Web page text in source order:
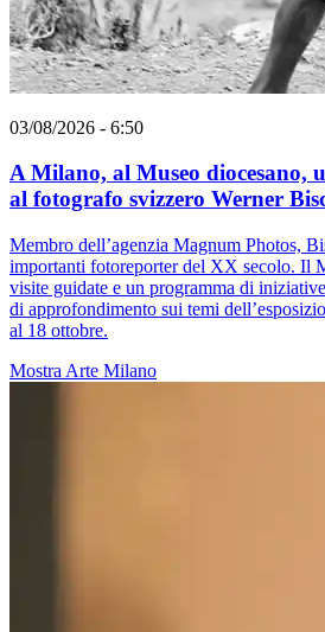
03/08/2026 - 6:50
A Milano, al Museo diocesano,
al fotografo svizzero Werner
Membro dell’agenzia Magnum Photos,
importanti fotoreporter del XX secolo. Il
visite guidate e un programma di
di approfondimento sui temi
al 18 ottobre.
Mostra Arte Milano